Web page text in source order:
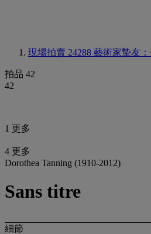
現場拍賣 24288 藝術家摯友
拍品 42
42
1 更多
4 更多
Dorothea Tanning (1910-2012)
Sans titre
細節